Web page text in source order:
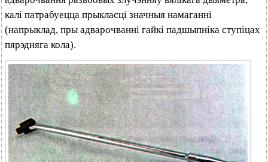
калі патрабуецца прыкласці значныя намаганні
(напрыклад, пры адварочванні гайкі падшыпніка ступіцах
пярэдняга кола).